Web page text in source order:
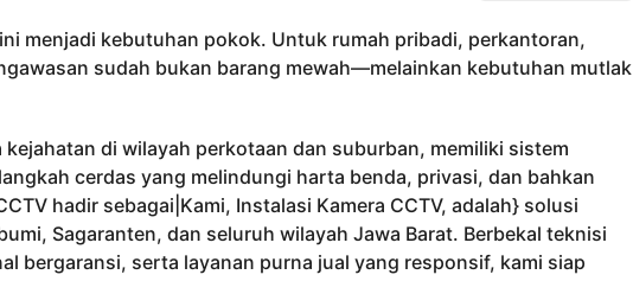
menjadi kebutuhan pokok. Untuk rumah pribadi, perkantoran,
sudah bukan barang mewah—melainkan kebutuhan mutlak
di wilayah perkotaan dan suburban, memiliki sistem
cerdas yang melindungi harta benda, privasi, dan bahkan
hadir sebagai|Kami, Instalasi Kamera CCTV, adalah} solusi
Sagaranten, dan seluruh wilayah Jawa Barat. Berbekal teknisi
bergaransi, serta layanan purna jual yang responsif, kami siap